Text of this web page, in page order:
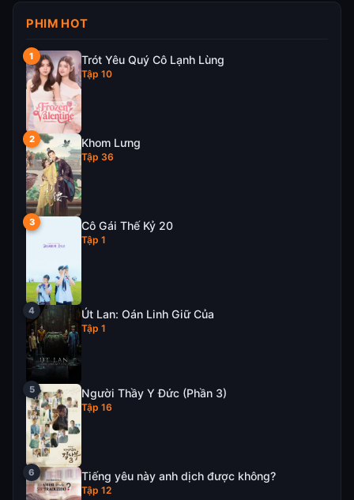
PHIM HOT
Trót Yêu Quý Cô Lạnh Lùng
Tập 10
Khom Lưng
Tập 36
Cô Gái Thế Kỷ 20
Tập 1
Út Lan: Oán Linh Giữ Của
Tập 1
Người Thầy Y Đức (Phần 3)
Tập 16
Tiếng yêu này anh dịch được không?
Tập 12